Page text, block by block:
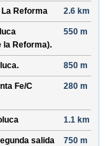
La Reforma 2.6 km
la Reforma).
550 m
. 850 m
Fe/C
280 m
1.1 km
salida
750 m